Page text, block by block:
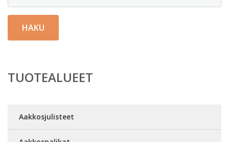
HAKU
TUOTEALUEET
Aakkosjulisteet